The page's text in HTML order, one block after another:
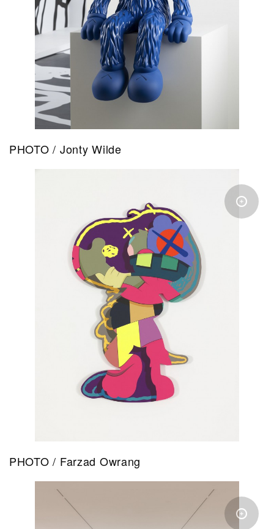
PHOTO / Jonty Wilde
PHOTO / Farzad Owrang